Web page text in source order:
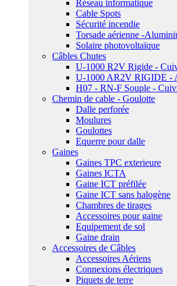
Réseau informatique
Cable Spots
Sécurité incendie
Torsade aérienne -
Solaire photovoltaïque
Câbles Chutes
U-1000 R2V Rigide -
U-1000 AR2V RIGIDE -
H07 - RN-F Souple -
Chemin de cable - Goulotte
Dalle perforée
Moulures
Goulottes
Equerre pour dalle
Gaines
Gaines TPC exterieure
Gaines ICTA
Gaine ICT préfilée
Gaine ICT sans halogène
Chambres de tirages
Accessoires pour gaine
Equipement de sol
Gaine drain
Accessoires de Câbles
Accessoires Aériens
Connexions électriques
Piquets de terre